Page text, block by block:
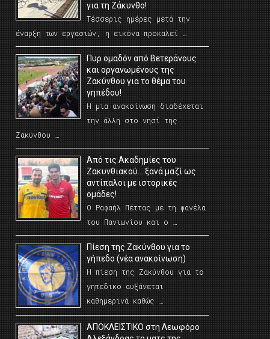
για τη Ζάκυνθο!
Τέσσερις ημέρες μετά την
έναρξη των εργασιών, η εικόνα προκαλεί …
Πυρ ομαδόν από Βετεράνους
και οργανωμένους της
Ζακύνθου για το θέμα του
γηπέδου!
Η μια ανακοίνωση διαδέχεται
την άλλη στο νησί της
Ζακύνθου …
Από τις Ακαδημίες του
Ζακυνθιακού… ξανά μαζί ως
αντίπαλοι με ιστορικές
ομάδες!
Ο Ραφαήλ Πέττας με τη φανέλα
του Πανιωνίου και ο …
Πίεση της Ζακύνθου για το
γήπεδο (νέα ανακοίνωση)
Η πίεση της Ζακύνθου για το
γηπεδικο αυξάνεται
καθημερινά καθώς …
AΠΟΚΛΕΙΣΤΙΚΟ στη Λεωφόρο